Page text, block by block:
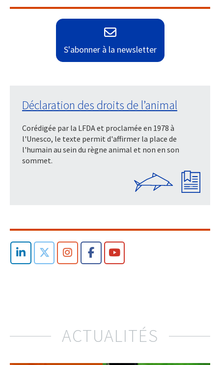
S'abonner à la newsletter
Déclaration des droits de l’animal
Corédigée par la LFDA et proclamée en 1978 à
l'Unesco, le texte permit d'affirmer la place de
l'humain au sein du règne animal et non en son
sommet.
ACTUALITÉS